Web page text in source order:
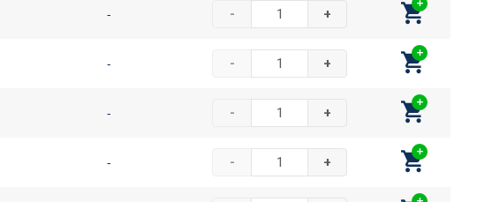
- - +
- - +
- - +
- - +